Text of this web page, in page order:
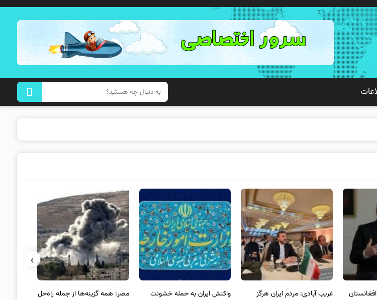
غریب آبادی: مردم ایران هرگز
واکنش ایران به حمله خشونت
مصر: همه گزینه‌ها از جمله راه‌حل
›